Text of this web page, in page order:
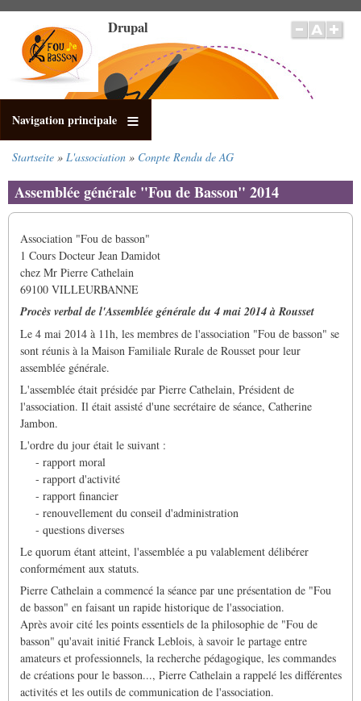
Inhalt
Drupal
Navigation principale
Startseite L'association Conpte Rendu de AG
Assemblée générale "Fou de Basson" 2014
Association "Fou de basson"
1 Cours Docteur Jean Damidot
chez Mr Pierre Cathelain
69100 VILLEURBANNE
Procès verbal de l'Assemblée générale du 4 mai 2014 à Rousset
Le 4 mai 2014 à 11h, les membres de l'association "Fou de basson" se
sont réunis à la Maison Familiale Rurale de Rousset pour leur
assemblée générale.
L'assemblée était présidée par Pierre Cathelain, Président de
l'association. Il était assisté d'une secrétaire de séance, Catherine
Jambon.
L'ordre du jour était le suivant :
- rapport moral
- rapport d'activité
- rapport financier
- renouvellement du conseil d'administration
- questions diverses
Le quorum étant atteint, l'assemblée a pu valablement délibérer
conformément aux statuts.
Pierre Cathelain a commencé la séance par une présentation de "Fou
de basson" en faisant un rapide historique de l'association.
Après avoir cité les points essentiels de la philosophie de "Fou de
basson" qu'avait initié Franck Leblois, à savoir le partage entre
amateurs et professionnels, la recherche pédagogique, les commandes
de créations pour le basson..., Pierre Cathelain a rappelé les différentes
activités et les outils de communication de l'association.